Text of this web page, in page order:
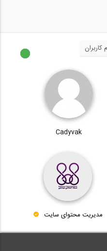
Cadyvak
مدیریت محتوای سایت